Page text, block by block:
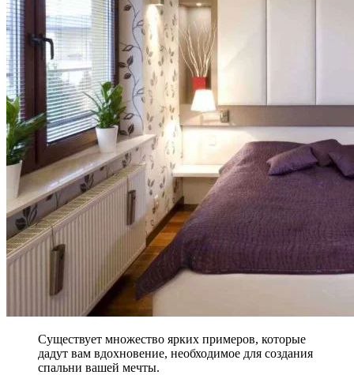
Существует множество ярких примеров, которые
дадут вам вдохновение, необходимое для создания
спальни вашей мечты.